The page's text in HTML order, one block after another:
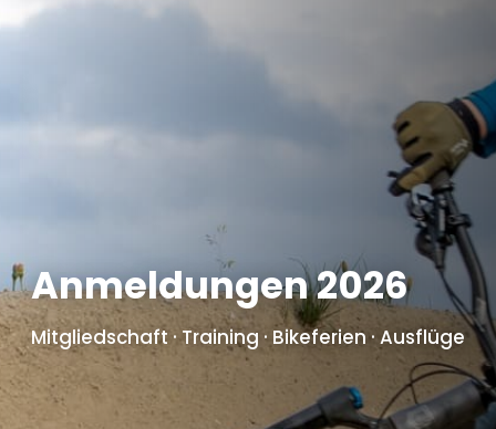
Anmeldungen 2026
Mitgliedschaft · Training · Bikeferien · Ausflüge